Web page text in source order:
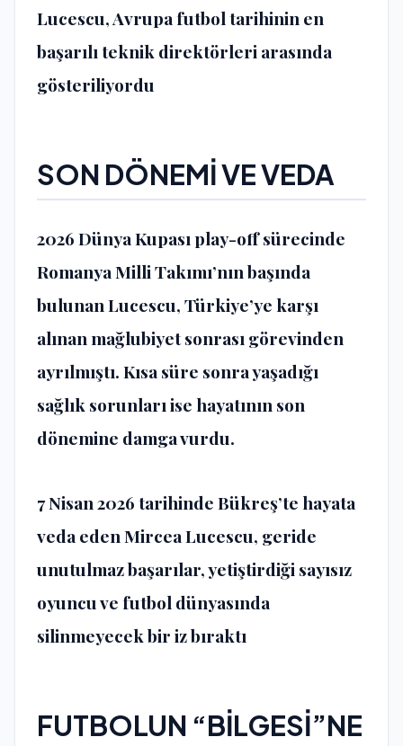
Lucescu, Avrupa futbol tarihinin en
başarılı teknik direktörleri arasında
gösteriliyordu
SON DÖNEMİ VE VEDA
2026 Dünya Kupası play-off sürecinde
Romanya Milli Takımı’nın başında
bulunan Lucescu, Türkiye’ye karşı
alınan mağlubiyet sonrası görevinden
ayrılmıştı. Kısa süre sonra yaşadığı
sağlık sorunları ise hayatının son
dönemine damga vurdu.
7 Nisan 2026 tarihinde Bükreş’te hayata
veda eden Mircea Lucescu, geride
unutulmaz başarılar, yetiştirdiği sayısız
oyuncu ve futbol dünyasında
silinmeyecek bir iz bıraktı
FUTBOLUN “BİLGESİ”NE